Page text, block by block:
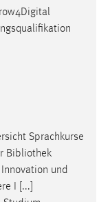
Sprachkurse
Bibliothek
und
I [...]